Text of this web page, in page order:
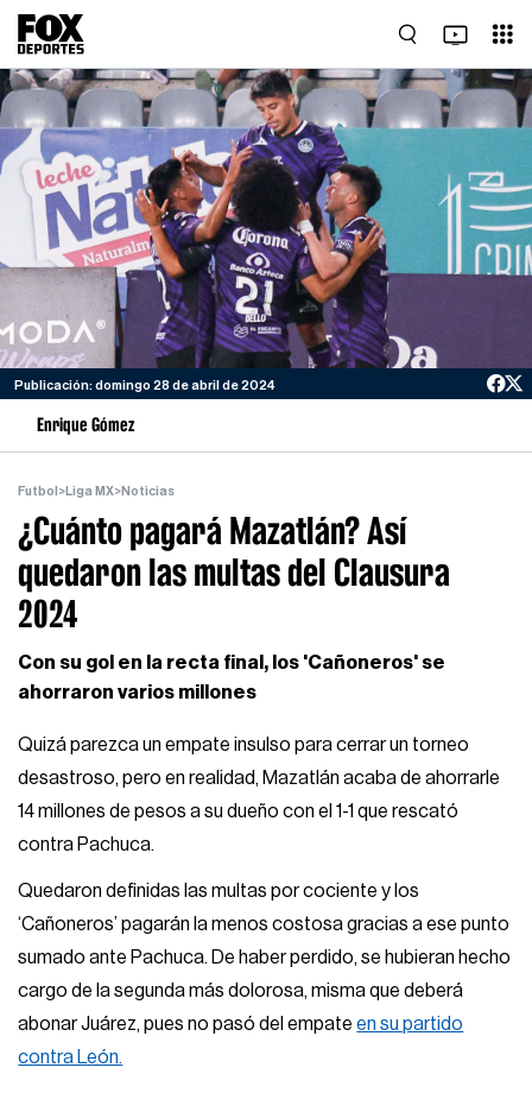
Publicación: domingo 28 de abril de 2024
Enrique Gómez
Futbol >Liga MX>Noticias
¿Cuánto pagará Mazatlán? Así
quedaron las multas del Clausura
2024
Con su gol en la recta final, los 'Cañoneros' se
ahorraron varios millones
Quizá parezca un empate insulso para cerrar un torneo
desastroso, pero en realidad, Mazatlán acaba de ahorrarle
14 millones de pesos a su dueño con el 1-1 que rescató
contra Pachuca.
Quedaron definidas las multas por cociente y los
‘Cañoneros’ pagarán la menos costosa gracias a ese punto
sumado ante Pachuca. De haber perdido, se hubieran hecho
cargo de la segunda más dolorosa, misma que deberá
abonar Juárez, pues no pasó del empateen su partido
contra León.